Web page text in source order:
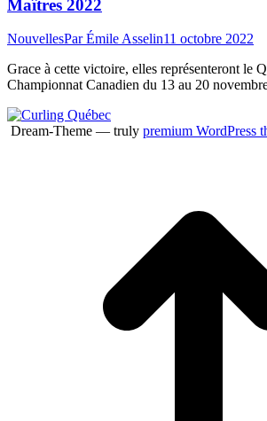
Maîtres 2022
NouvellesParÉmile Asselin11 octobre 2022
Grace à cette victoire, elles représenteront le
Championnat Canadien du 13 au 20
Dream-Theme — truly premium WordPress